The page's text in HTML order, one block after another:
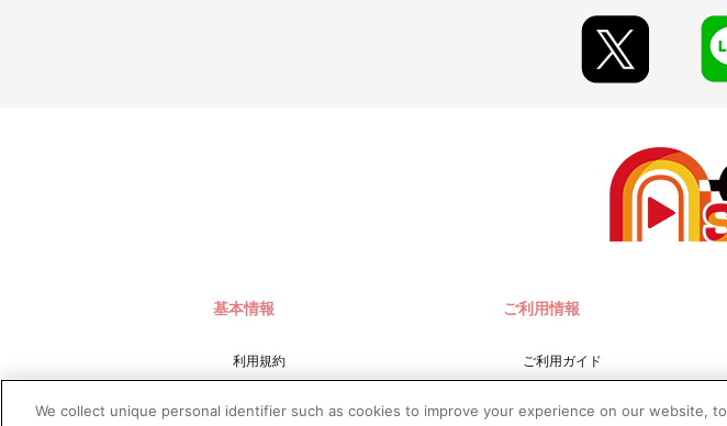
基本情報
利用規約
ご利用情報
ご利用ガイド
We collect unique personal identifier such as cookies to improve your experience on our website, to